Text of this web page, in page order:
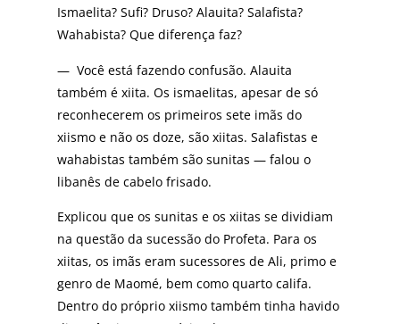
Ismaelita? Sufi? Druso? Alauita? Salafista?
Wahabista? Que diferença faz?
— Você está fazendo confusão. Alauita
também é xiita. Os ismaelitas, apesar de só
reconhecerem os primeiros sete imãs do
xiismo e não os doze, são xiitas. Salafistas e
wahabistas também são sunitas — falou o
libanês de cabelo frisado.
Explicou que os sunitas e os xiitas se dividiam
na questão da sucessão do Profeta. Para os
xiitas, os imãs eram sucessores de Ali, primo e
genro de Maomé, bem como quarto califa.
Dentro do próprio xiismo também tinha havido